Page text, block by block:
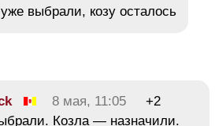
выбрали, козу осталось
8 мая, 11:05
+2
Козла — назначили.